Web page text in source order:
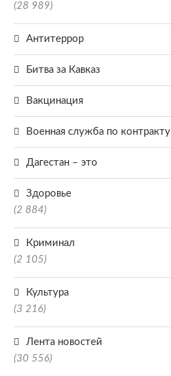
(28 989)
Антитеррор
Битва за Кавказ
Вакцинация
Военная служба по контракту
Дагестан – это
Здоровье
(2 884)
Криминал
(2 105)
Культура
(3 216)
Лента новостей
(30 556)